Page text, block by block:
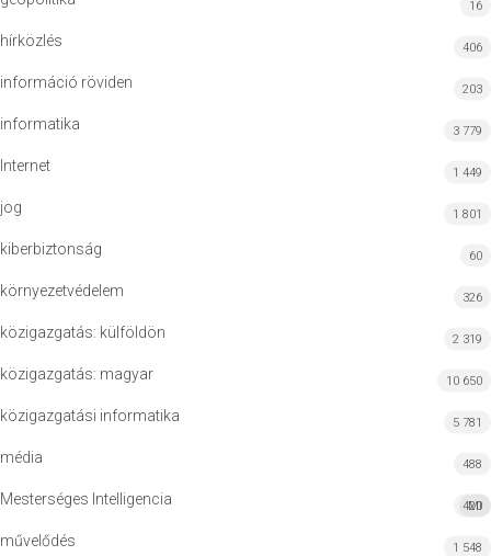
16
hírközlés 406
információ röviden 203
informatika 3 779
Internet 1 449
jog 1 801
kiberbiztonság 60
környezetvédelem 326
közigazgatás: külföldön 2 319
közigazgatás: magyar 10 650
közigazgatási informatika 5 781
média 488
Mesterséges Intelligencia MI
420
művelődés 1 548